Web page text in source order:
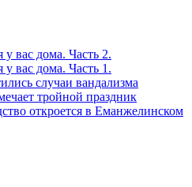
вас дома. Часть 2.
вас дома. Часть 1.
случаи вандализма
тройной праздник
откроется в Еманжелинском